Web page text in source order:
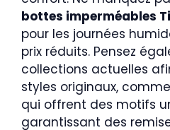
bottes imperméables
pour les journées
prix réduits. Pensez
collections actuelles
styles originaux,
qui offrent des motifs
garantissant des